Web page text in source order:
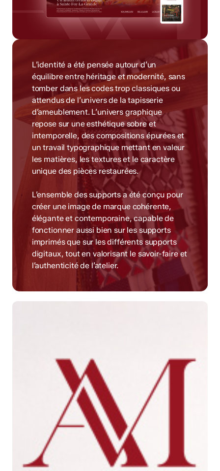
L’identité a été pensée autour d’un
équilibre entre héritage et modernité, sans
tomber dans les codes trop classiques ou
attendus de l’univers de la tapisserie
d’ameublement. L’univers graphique
repose sur une esthétique sobre et
intemporelle, des compositions épurées et
un travail typographique mettant en valeur
les matières, les textures et le caractère
unique des pièces restaurées.
L’ensemble des supports a été conçu pour
créer une image de marque cohérente,
élégante et contemporaine, capable de
fonctionner aussi bien sur les supports
imprimés que sur les différents supports
digitaux, tout en valorisant le savoir-faire et
l’authenticité de l’atelier.